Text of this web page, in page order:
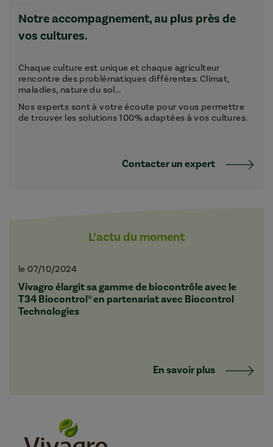
Notre accompagnement, au plus près de
vos cultures.
Chaque culture est unique et chaque agriculteur
rencontre des problématiques différentes. Climat,
maladies, nature du sol...
Nos experts sont à votre écoute pour vous permettre
de trouver les solutions 100% adaptées à vos cultures.
Contacter un expert
L’actu du moment
le 07/10/2024
Vivagro élargit sa gamme de biocontrôle avec le
T34 Biocontrol® en partenariat avec Biocontrol
Technologies
En savoir plus